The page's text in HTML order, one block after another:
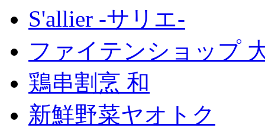
S'allier -サリエ-
ファイテンショップ
鶏串割烹 和
新鮮野菜ヤオトク